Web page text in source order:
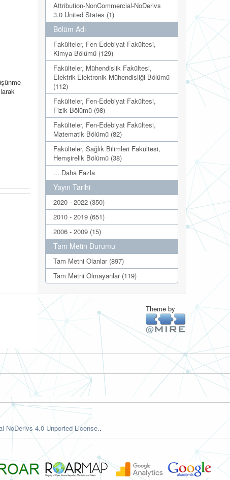
Attribution-NonCommercial-NoDerivs
3.0 United States (1)
Bölüm Adı
Fakülteler, Fen-Edebiyat Fakültesi,
Kimya Bölümü (129)
Fakülteler, Mühendislik Fakültesi,
Elektrik-Elektronik Mühendisliği Bölümü
(112)
Fakülteler, Fen-Edebiyat Fakültesi,
Fizik Bölümü (98)
Fakülteler, Fen-Edebiyat Fakültesi,
Matematik Bölümü (82)
Fakülteler, Sağlık Bilimleri Fakültesi,
Hemşirelik Bölümü (38)
... Daha Fazla
Yayın Tarihi
2020 - 2022 (350)
2010 - 2019 (651)
2006 - 2009 (15)
Tam Metin Durumu
Tam Metni Olanlar (897)
Tam Metni Olmayanlar (119)
Theme by
NoDerivs 4.0 Unported License..